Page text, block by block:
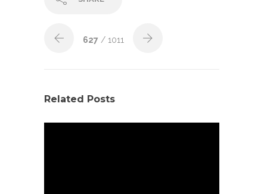
627 / 1011
Related Posts